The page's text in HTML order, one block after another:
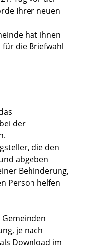
Ihrer neuen
hat ihnen
für die Briefwahl
der
die den
abgeben
Behinderung,
Person helfen
Gemeinden
je nach
Download im